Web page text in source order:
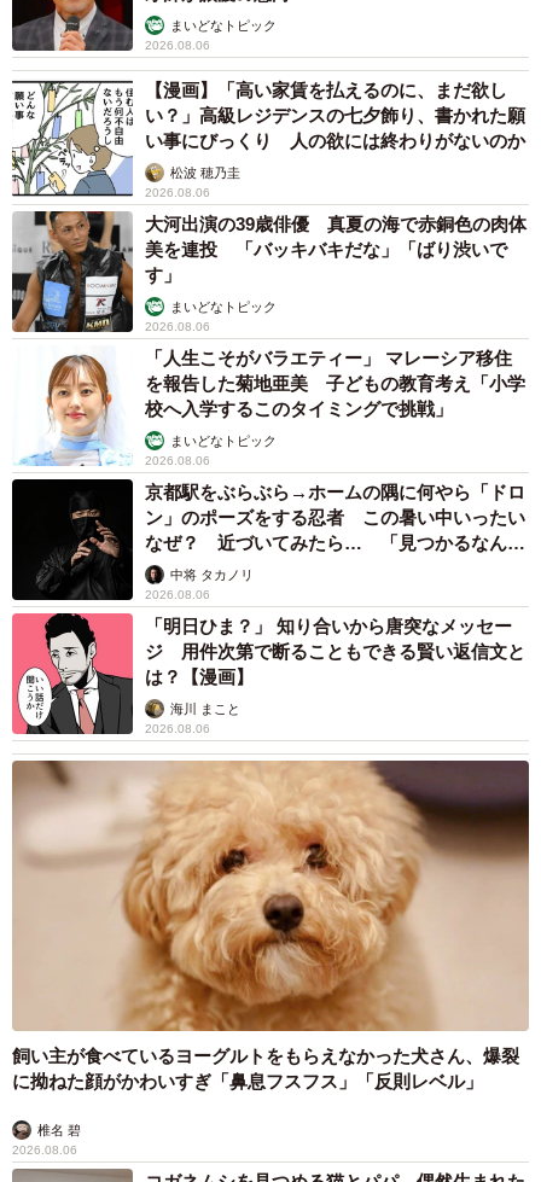
まいどなトピック
2026.08.06
【漫画】「高い家賃を払えるのに、まだ欲し
い？」高級レジデンスの七夕飾り、書かれた願
い事にびっくり 人の欲には終わりがないのか
松波 穂乃圭
2026.08.06
大河出演の39歳俳優 真夏の海で赤銅色の肉体
美を連投 「バッキバキだな」「ばり渋いで
す」
まいどなトピック
2026.08.06
「人生こそがバラエティー」 マレーシア移住
を報告した菊地亜美 子どもの教育考え「小学
校へ入学するこのタイミングで挑戦」
まいどなトピック
2026.08.06
京都駅をぶらぶら→ホームの隅に何やら「ドロ
ン」のポーズをする忍者 この暑い中いったい
なぜ？ 近づいてみたら… 「見つかるなんて
未熟」中将 タカノリ
2026.08.06
「明日ひま？」 知り合いから唐突なメッセー
ジ 用件次第で断ることもできる賢い返信文と
は？【漫画】
海川 まこと
2026.08.06
飼い主が食べているヨーグルトをもらえなかった犬さん、爆裂
に拗ねた顔がかわいすぎ「鼻息フスフス」「反則レベル」
椎名 碧
2026.08.06